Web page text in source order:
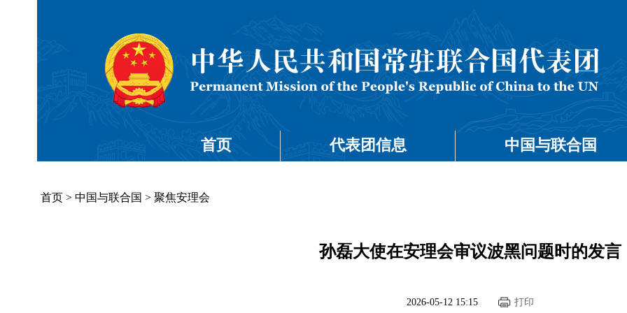
首页 代表团信息 中国与联合国
首页 > 中国与联合国 > 聚焦安理会
孙磊大使在安理会审议波黑问题时的发言
2026-05-12 15:15 打印